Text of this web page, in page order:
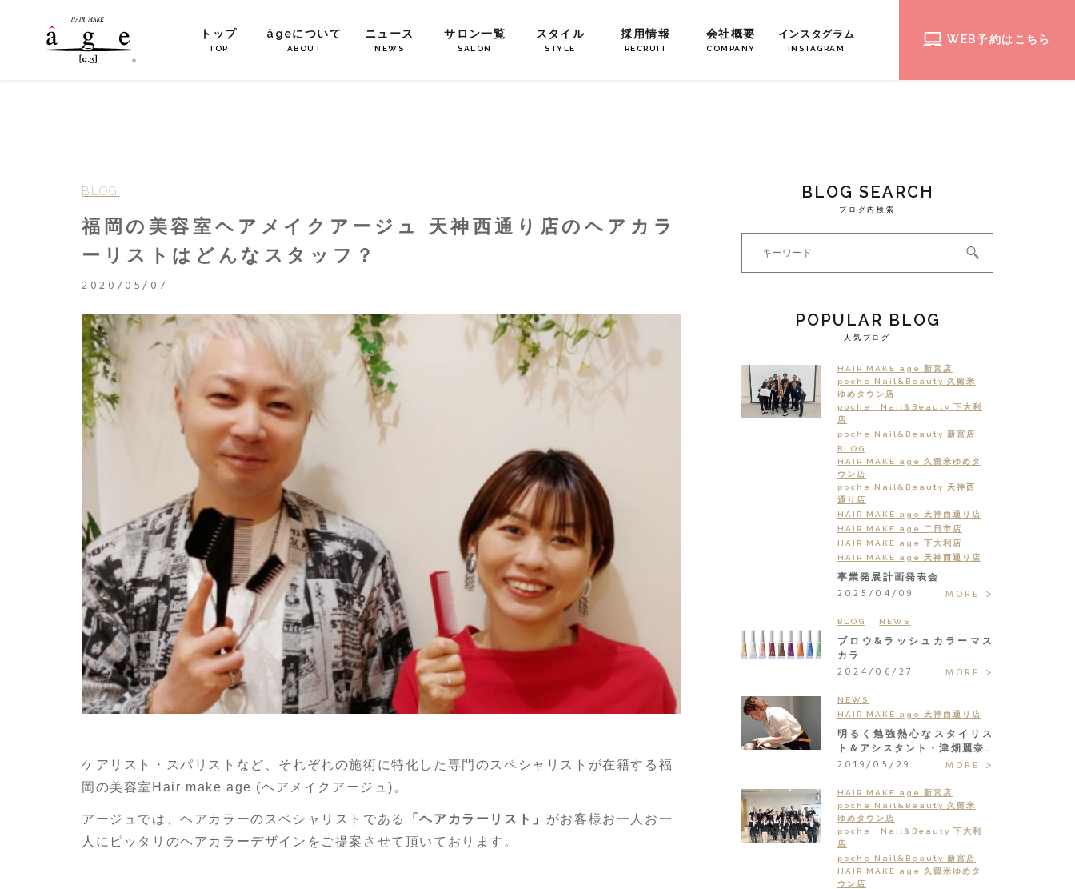
トップ
TOP
âgeについて
ABOUT
ニュース
NEWS
サロン一覧
SALON
スタイル
STYLE
採用情報
RECRUIT
会社概要
COMPANY
インスタグラム
INSTAGRAM
WEB予約はこちら
BLOG
福岡の美容室ヘアメイクアージュ 天神西通り店のヘアカラ
ーリストはどんなスタッフ？
2020/05/07
ケアリスト・スパリストなど、それぞれの施術に特化した専門のスペシャリストが在籍する福
岡の美容室Hair make age (ヘアメイクアージュ)。
アージュでは、ヘアカラーのスペシャリストである 「ヘアカラーリスト」 がお客様お一人お一
人にピッタリのヘアカラーデザインをご提案させて頂いております。
BLOG SEARCH
ブログ内検索
POPULAR BLOG
人気ブログ
HAIR MAKE age 新宮店
poche Nail&Beauty 久留米
ゆめタウン店
poche Nail&Beauty 下大利
店
poche Nail&Beauty 新宮店
BLOG
HAIR MAKE age 久留米ゆめタ
ウン店
poche Nail&Beauty 天神西
通り店
HAIR MAKE age 天神西通り店
HAIR MAKE age 二日市店
HAIR MAKE age 下大利店
HAIR MAKE age 天神西通り店
事業発展計画発表会
2025/04/09 MORE
BLOG NEWS
ブロウ&ラッシュカラーマス
カラ
2024/06/27 MORE
NEWS
HAIR MAKE age 天神西通り店
明るく勉強熱心なスタイリス
ト＆アシスタント・津畑麗奈…
2019/05/29 MORE
HAIR MAKE age 新宮店
poche Nail&Beauty 久留米
ゆめタウン店
poche Nail&Beauty 下大利
店
poche Nail&Beauty 新宮店
HAIR MAKE age 久留米ゆめタ
ウン店